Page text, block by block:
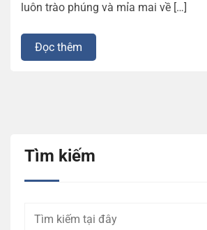
luôn trào phúng và mỉa mai về […]
Đọc thêm
Tìm kiếm